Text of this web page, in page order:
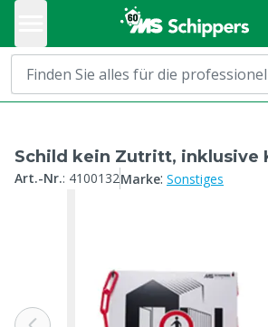
Schild kein Zutritt, inklusive
Art.-Nr.: 4100132Marke: Sonstiges